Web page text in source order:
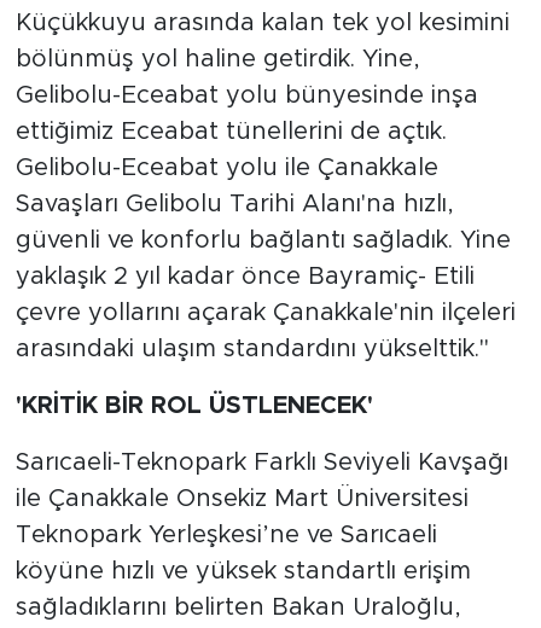
Küçükkuyu arasında kalan tek yol kesimini
bölünmüş yol haline getirdik. Yine,
Gelibolu-Eceabat yolu bünyesinde inşa
ettiğimiz Eceabat tünellerini de açtık.
Gelibolu-Eceabat yolu ile Çanakkale
Savaşları Gelibolu Tarihi Alanı'na hızlı,
güvenli ve konforlu bağlantı sağladık. Yine
yaklaşık 2 yıl kadar önce Bayramiç- Etili
çevre yollarını açarak Çanakkale'nin ilçeleri
arasındaki ulaşım standardını yükselttik."
'KRİTİK BİR ROL ÜSTLENECEK'
Sarıcaeli-Teknopark Farklı Seviyeli Kavşağı
ile Çanakkale Onsekiz Mart Üniversitesi
Teknopark Yerleşkesi’ne ve Sarıcaeli
köyüne hızlı ve yüksek standartlı erişim
sağladıklarını belirten Bakan Uraloğlu,